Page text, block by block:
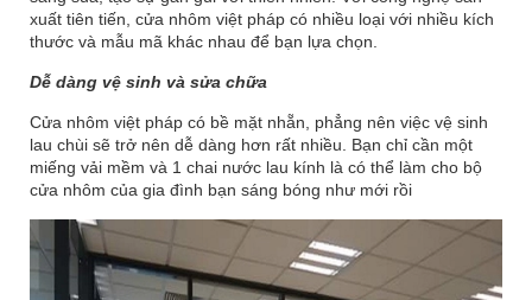
xuất tiên tiến, cửa nhôm việt pháp có nhiều loại với nhiều kích
thước và mẫu mã khác nhau để bạn lựa chọn.
Dễ dàng vệ sinh và sửa chữa
Cửa nhôm việt pháp có bề mặt nhẵn, phẳng nên việc vệ sinh
lau chùi sẽ trở nên dễ dàng hơn rất nhiều. Bạn chỉ cần một
miếng vải mềm và 1 chai nước lau kính là có thể làm cho bộ
cửa nhôm của gia đình bạn sáng bóng như mới rồi